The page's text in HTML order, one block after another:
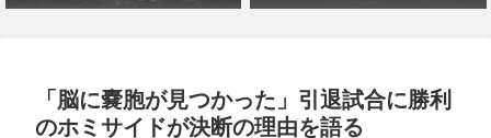
「脳に嚢胞が見つかった」引退試合に勝利
のホミサイドが決断の理由を語る